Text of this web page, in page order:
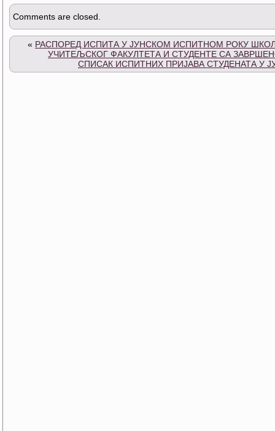
Comments are closed.
« РАСПОРЕД ИСПИТА У ЈУНСКОМ ИСПИТНОМ РОКУ
УЧИТЕЉСКОГ ФАКУЛТЕТА И СТУДЕНТЕ СА
СПИСАК ИСПИТНИХ ПРИЈАВА СТУДЕНАТА У